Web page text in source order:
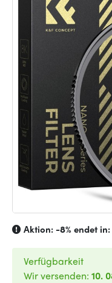
Aktion:-8% endet in:
Verfügbarkeit
Wir versenden: 10.